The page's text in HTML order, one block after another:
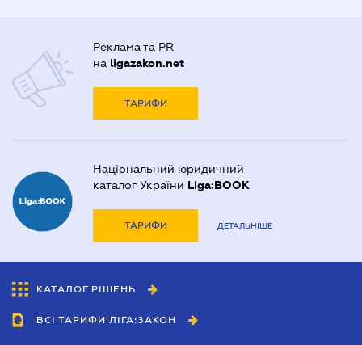
Реклама та PR
на ligazakon.net
ТАРИФИ
Національний юридичний
каталог України Liga:BOOK
ТАРИФИ ДЕТАЛЬНІШЕ
КАТАЛОГ РІШЕНЬ
ВСІ ТАРИФИ ЛІГА:ЗАКОН